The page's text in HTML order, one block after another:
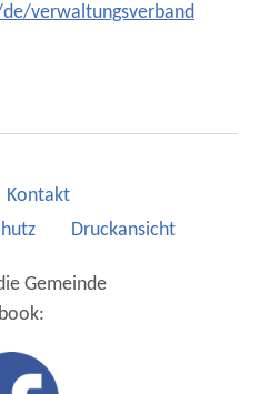
verwaltungsverband
Kontakt
Druckansicht
Gemeinde